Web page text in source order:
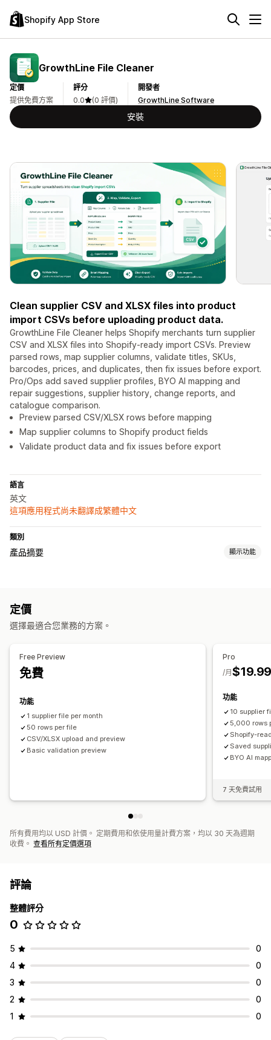
Shopify App Store
GrowthLine File Cleaner
定價
提供免費方案
評分
0.0
(0 評價)
開發者
GrowthLine Software
安裝
Clean supplier CSV and XLSX files into product
import CSVs before uploading product data.
GrowthLine File Cleaner helps Shopify merchants turn supplier
CSV and XLSX files into Shopify-ready import CSVs. Preview
parsed rows, map supplier columns, validate titles, SKUs,
barcodes, prices, and duplicates, then fix issues before export.
Pro/Ops add saved supplier profiles, BYO AI mapping and
repair suggestions, supplier history, change reports, and
catalogue comparison.
Preview parsed CSV/XLSX rows before mapping
Map supplier columns to Shopify product fields
Validate product data and fix issues before export
語言
英文
這項應用程式尚未翻譯成繁體中文
類別
產品摘要 顯示功能
定價
選擇最適合您業務的方案。
Free Preview
免費
功能
1 supplier file per month
50 rows per file
CSV/XLSX upload and preview
Basic validation preview
Pro
/月
功能
10 supplier
5,000 rows
Shopify-
Saved
BYO AI
7 天免費試用
所有費用均以 USD 計價。 定期費用和依使用量計費方案，均以 30 天為週期
收費。 查看所有定價選項
評論
整體評分
0
5
0
4
0
3
0
2
0
1
0